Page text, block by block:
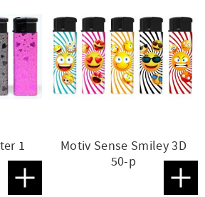
1
Lägg till i favoriter
Motiv Sense Smiley 3D
50-p